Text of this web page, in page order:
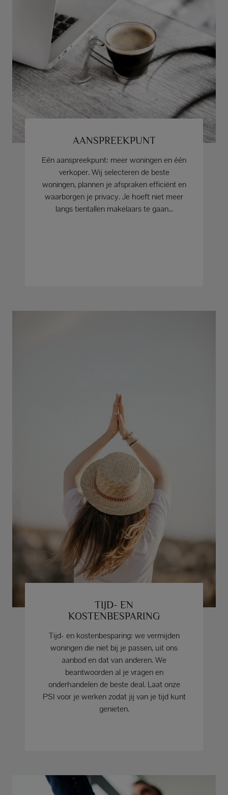
AANSPREEKPUNT
Eén aanspreekpunt: meer woningen en één
verkoper. Wij selecteren de beste
woningen, plannen je afspraken efficiënt en
waarborgen je privacy. Je hoeft niet meer
langs tientallen makelaars te gaan...
TIJD- EN
KOSTENBESPARING
Tijd- en kostenbesparing: we vermijden
woningen die niet bij je passen, uit ons
aanbod en dat van anderen. We
beantwoorden al je vragen en
onderhandelen de beste deal. Laat onze
PSI voor je werken zodat jij van je tijd kunt
genieten.